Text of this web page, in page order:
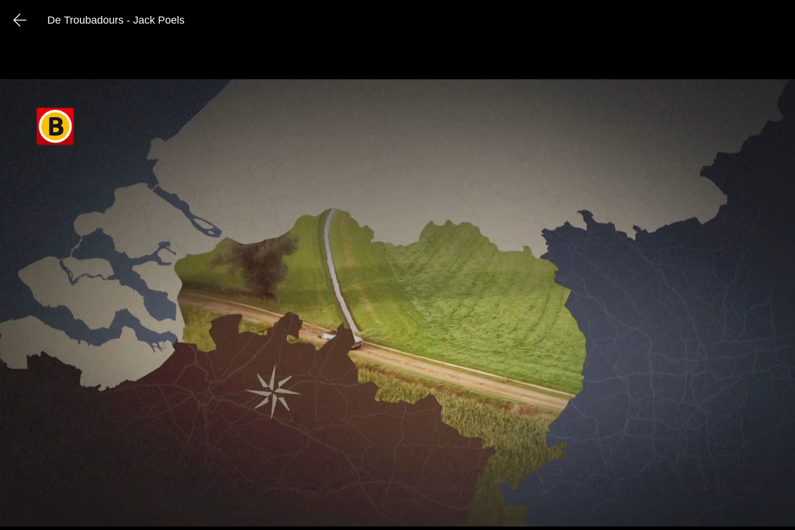
De Troubadours - Jack Poels